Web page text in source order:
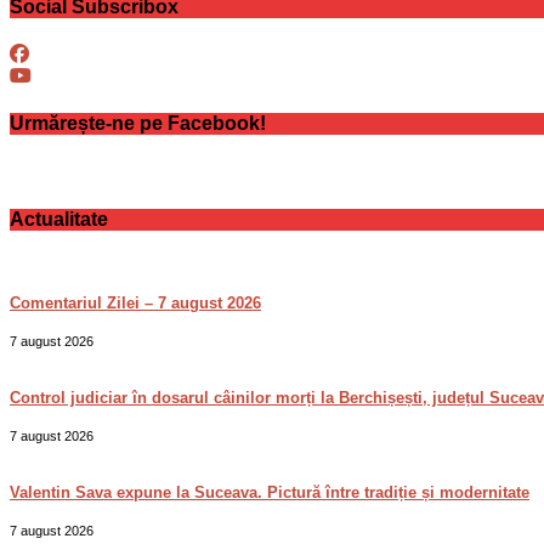
Social Subscribox
Urmărește-ne pe Facebook!
Actualitate
Comentariul Zilei – 7 august 2026
7 august 2026
Control judiciar în dosarul câinilor morți la Berchișești, județul
7 august 2026
Valentin Sava expune la Suceava. Pictură între tradiție și modernitate
7 august 2026